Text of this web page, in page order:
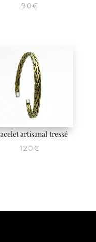
90€
artisanal tressé
120€